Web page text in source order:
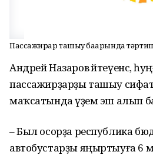
Пассажирҙар ташыу баҙарында
Андрей Назаров әйтеүенсә,
пассажирҙарҙы ташыу
маҡсатында әүҙем эш алып
– Был осорҙа республика
автобустарҙы яңыртыуға 6